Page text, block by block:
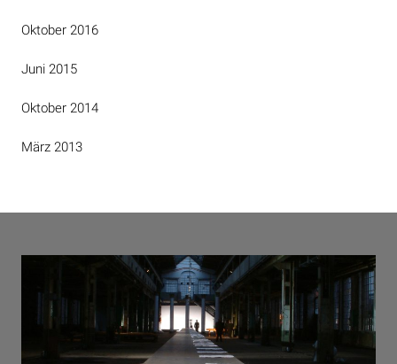
Oktober 2016
Juni 2015
Oktober 2014
März 2013